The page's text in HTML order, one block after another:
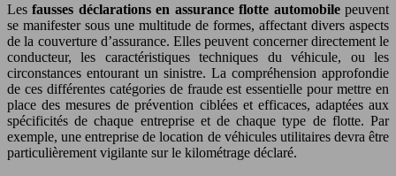
Lesfausses déclarations en assurance flotte automobilepeuvent
se manifester sous une multitude de formes, affectant divers aspects
de la couverture d’assurance. Elles peuvent concerner directement le
conducteur, les caractéristiques techniques du véhicule, ou les
circonstances entourant un sinistre. La compréhension approfondie
de ces différentes catégories de fraude est essentielle pour mettre en
place des mesures de prévention ciblées et efficaces, adaptées aux
spécificités de chaque entreprise et de chaque type de flotte. Par
exemple, une entreprise de location de véhicules utilitaires devra être
particulièrement vigilante sur le kilométrage déclaré.